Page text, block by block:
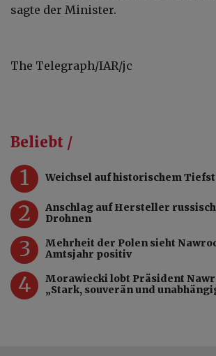
sagte der Minister.
The Telegraph/IAR/jc
Beliebt /
1 Weichsel auf historischem
2
Anschlag auf Hersteller
Drohnen
3
Mehrheit der Polen sieht
Amtsjahr positiv
4
Morawiecki lobt Präsident
„Stark, souverän und